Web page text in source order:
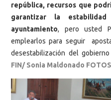
república, recursos que
garantizar la
ayuntamiento, pero usted
emplearlos para seguir
desestabilización del
FIN/ Sonia Maldonado